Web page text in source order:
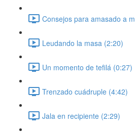
Consejos para amasado a
Leudando la masa (2:20)
Un momento de tefilá (0:27)
Trenzado cuádruple (4:42)
Jala en recipiente (2:29)